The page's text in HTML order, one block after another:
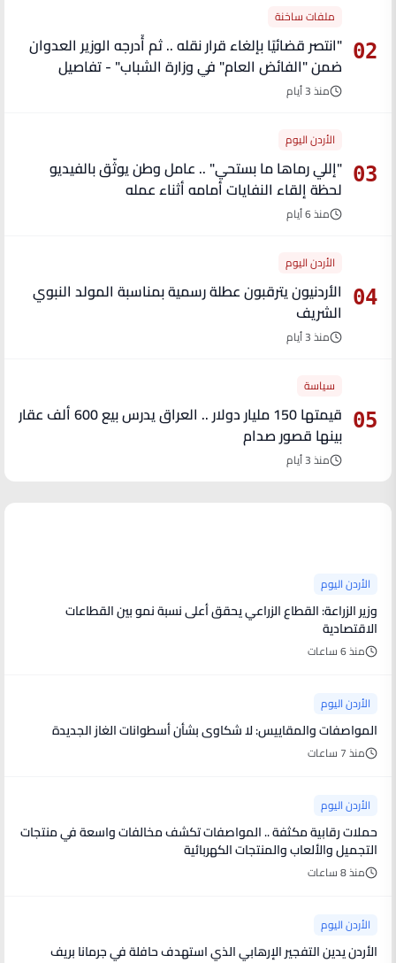
02
ملفات ساخنة
"انتصر قضائيًا بإلغاء قرار نقله .. ثم أُدرجه الوزير العدوان
ضمن "الفائض العام" في وزارة الشباب" - تفاصيل
منذ 3 أيام
03
الأردن اليوم
"إللي رماها ما بستحي" .. عامل وطن يوثّق بالفيديو
لحظة إلقاء النفايات أمامه أثناء عمله
منذ 6 أيام
04
الأردن اليوم
الأردنيون يترقبون عطلة رسمية بمناسبة المولد النبوي
الشريف
منذ 3 أيام
05
سياسة
قيمتها 150 مليار دولار .. العراق يدرس بيع 600 ألف عقار
بينها قصور صدام
منذ 3 أيام
الأردن اليوم
وزير الزراعة: القطاع الزراعي يحقق أعلى نسبة نمو بين القطاعات
الاقتصادية
منذ 6 ساعات
الأردن اليوم
المواصفات والمقاييس: لا شكاوى بشأن أسطوانات الغاز الجديدة
منذ 7 ساعات
الأردن اليوم
حملات رقابية مكثفة .. المواصفات تكشف مخالفات واسعة في منتجات
التجميل والألعاب والمنتجات الكهربائية
منذ 8 ساعات
الأردن اليوم
الأردن يدين التفجير الإرهابي الذي استهدف حافلة في جرمانا بريف